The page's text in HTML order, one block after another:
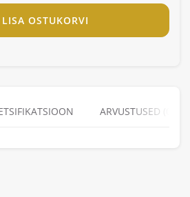
LISA OSTUKORVI
ARVUSTUSED (0)